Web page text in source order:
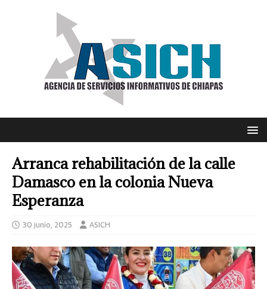
Arranca rehabilitación de la calle
Damasco en la colonia Nueva
Esperanza
30 junio, 2025 ASICH